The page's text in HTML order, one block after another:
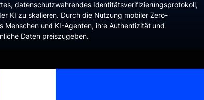
datenschutzwahrendes Identitätsverifizierungsprotokoll,
KI zu skalieren. Durch die Nutzung mobiler Zero-
Menschen und KI-Agenten, ihre Authentizität und
Daten preiszugeben.